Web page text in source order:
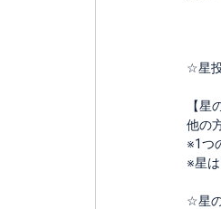
☆星
【星
他の
※1つ
※星
☆星